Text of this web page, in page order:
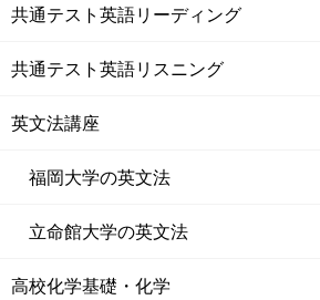
共通テスト英語リーディング
共通テスト英語リスニング
英文法講座
福岡大学の英文法
立命館大学の英文法
高校化学基礎・化学